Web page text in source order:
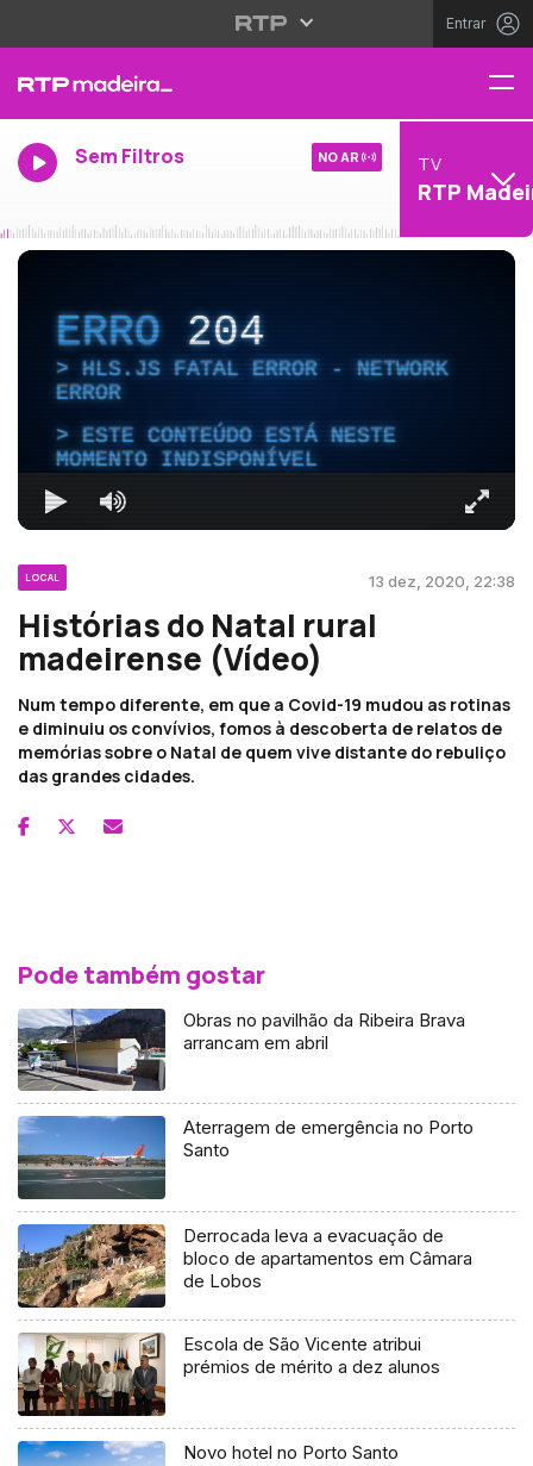
Entrar
Sem Filtros NO AR TV
RTP
ERRO204
HLS.JS FATAL ERROR - NETWORK
ERROR
ESTE CONTEÚDO ESTÁ NESTE
MOMENTO INDISPONÍVEL
LOCAL 13 dez, 2020, 22:38
Histórias do Natal rural
madeirense (Vídeo)
Num tempo diferente, em que a Covid-19 mudou as rotinas
e diminuiu os convívios, fomos à descoberta de relatos de
memórias sobre o Natal de quem vive distante do rebuliço
das grandes cidades.
Pode também gostar
Obras no pavilhão da Ribeira Brava
arrancam em abril
Aterragem de emergência no Porto
Santo
Derrocada leva a evacuação de
bloco de apartamentos em Câmara
de Lobos
Escola de São Vicente atribui
prémios de mérito a dez alunos
Novo hotel no Porto Santo